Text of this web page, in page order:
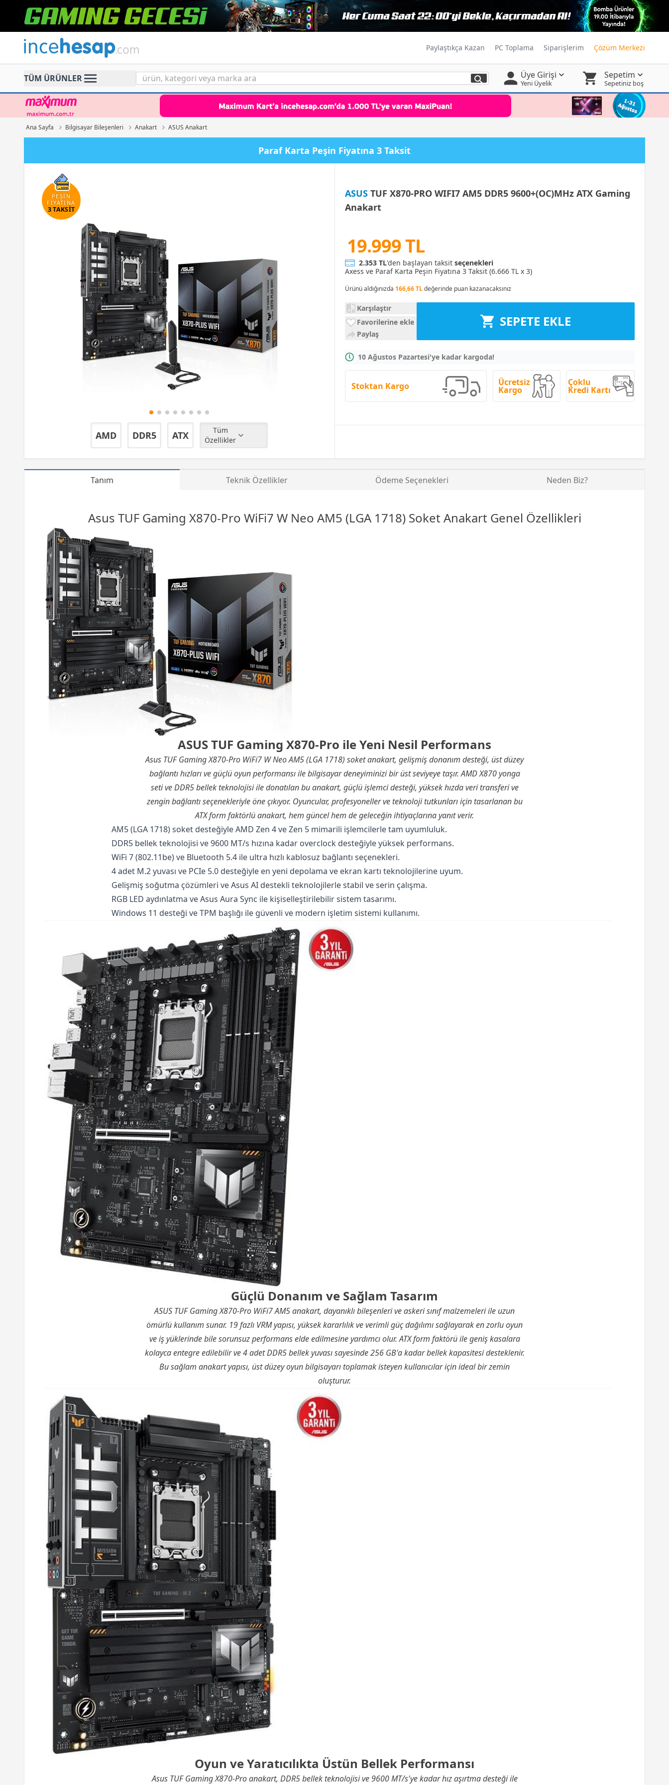
Incehesap Paylaştıkça Kazan PC Toplama Siparişlerim Çözüm Merkezi
TÜM ÜRÜNLER Üye Girişi
Yeni Üyelik
Sepetim
Sepetiniz boş
Ana Sayfa Bilgisayar Bileşenleri Anakart ASUS Anakart
Paraf Karta Peşin Fiyatına 3 Taksit
ASUSTUF X870-PRO WIFI7 AM5 DDR5 9600+(OC)MHz ATX Gaming
Anakart
PEŞİN
FİYATINA
3 TAKSİT
AMD DDR5 ATX
Tüm
Özellikler
19.999 TL
2.353 TL'den başlayan taksit seçenekleri
Axess ve Paraf Karta Peşin Fiyatına 3 Taksit (6.666 TL x 3)
Ürünü aldığınızda 166,66 TLdeğerinde puan kazanacaksınız
Karşılaştır
Favorilerine ekle
Paylaş
SEPETE EKLE
10 Ağustos Pazartesi'ye kadar kargoda!
Stoktan Kargo Ücretsiz
Kargo
Çoklu
Kredi Kartı
Tanım Teknik Özellikler Ödeme Seçenekleri Neden Biz?
Asus TUF Gaming X870-Pro WiFi7 W Neo AM5 (LGA 1718) Soket Anakart Genel Özellikleri
ASUS TUF Gaming X870-Pro ile Yeni Nesil Performans
Asus TUF Gaming X870-Pro WiFi7 W Neo AM5 (LGA 1718) soket anakart, gelişmiş donanım desteği, üst düzey
bağlantı hızları ve güçlü oyun performansı ile bilgisayar deneyiminizi bir üst seviyeye taşır. AMD X870 yonga
seti ve DDR5 bellek teknolojisi ile donatılan bu anakart, güçlü işlemci desteği, yüksek hızda veri transferi ve
zengin bağlantı seçenekleriyle öne çıkıyor. Oyuncular, profesyoneller ve teknoloji tutkunları için tasarlanan bu
ATX form faktörlü anakart, hem güncel hem de geleceğin ihtiyaçlarına yanıt verir.
AM5 (LGA 1718) soket desteğiyle AMD Zen 4 ve Zen 5 mimarili işlemcilerle tam uyumluluk.
DDR5 bellek teknolojisi ve 9600 MT/s hızına kadar overclock desteğiyle yüksek performans.
WiFi 7 (802.11be) ve Bluetooth 5.4 ile ultra hızlı kablosuz bağlantı seçenekleri.
4 adet M.2 yuvası ve PCIe 5.0 desteğiyle en yeni depolama ve ekran kartı teknolojilerine uyum.
Gelişmiş soğutma çözümleri ve Asus AI destekli teknolojilerle stabil ve serin çalışma.
RGB LED aydınlatma ve Asus Aura Sync ile kişiselleştirilebilir sistem tasarımı.
Windows 11 desteği ve TPM başlığı ile güvenli ve modern işletim sistemi kullanımı.
Güçlü Donanım ve Sağlam Tasarım
ASUS TUF Gaming X870-Pro WiFi7 AM5 anakart, dayanıklı bileşenleri ve askeri sınıf malzemeleri ile uzun
ömürlü kullanım sunar. 19 fazlı VRM yapısı, yüksek kararlılık ve verimli güç dağılımı sağlayarak en zorlu oyun
ve iş yüklerinde bile sorunsuz performans elde edilmesine yardımcı olur. ATX form faktörü ile geniş kasalara
kolayca entegre edilebilir ve 4 adet DDR5 bellek yuvası sayesinde 256 GB'a kadar bellek kapasitesi desteklenir.
Bu sağlam anakart yapısı, üst düzey oyun bilgisayarı toplamak isteyen kullanıcılar için ideal bir zemin
oluşturur.
Oyun ve Yaratıcılıkta Üstün Bellek Performansı
Asus TUF Gaming X870-Pro anakart, DDR5 bellek teknolojisi ve 9600 MT/s'ye kadar hız aşırtma desteği ile